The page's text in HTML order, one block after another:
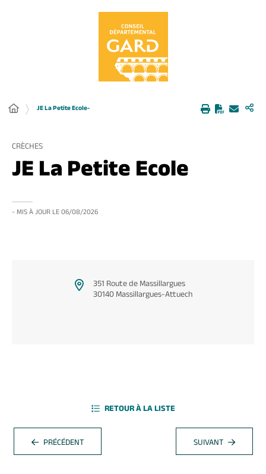
JE La Petite Ecole-
CRÈCHES
JE La Petite Ecole
- MIS À JOUR LE06/08/2026
351 Route de Massillargues
30140 Massillargues-Attuech
PRÉCÉDENT
RETOUR À LA LISTE
SUIVANT